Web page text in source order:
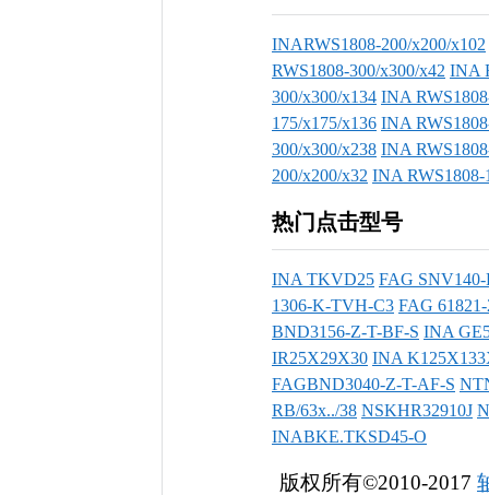
INARWS1808-200/x200/x102
RWS1808-300/x300/x42 INA
300/x300/x134 INA
175/x175/x136 INA
300/x300/x238 INA
200/x200/x32 INA RWS1808-
热门点击型号
INA TKVD25 FAG
1306-K-TVH-C3 FAG
BND3156-Z-T-BF-S INA
IR25X29X30 INA
FAGBND3040-Z-T-AF-S
RB/63x../38 NSKHR32910J
INABKE.TKSD45-O
版权所有©2010-2017